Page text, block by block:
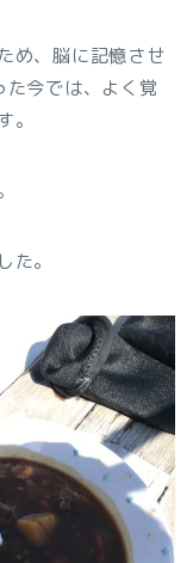
め、脳に記憶させ
今では、よく覚
。
。